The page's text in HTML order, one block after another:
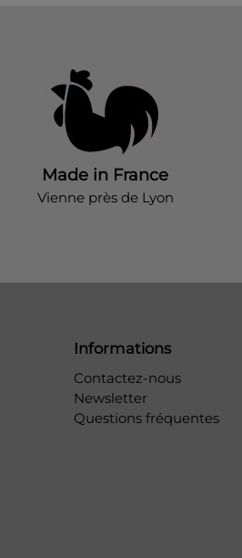
Made in France
Vienne près de Lyon
Informations
Contactez-nous
Newsletter
Questions fréquentes